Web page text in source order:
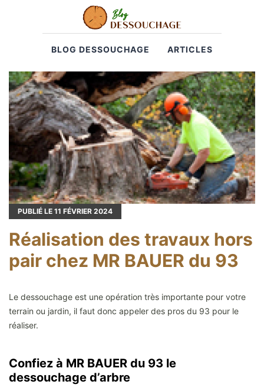
BLOG DESSOUCHAGE ARTICLES
PUBLIÉ LE 11 FÉVRIER 2024
Réalisation des travaux hors
pair chez MR BAUER du 93
Le dessouchage est une opération très importante pour votre
terrain ou jardin, il faut donc appeler des pros du 93 pour le
réaliser.
Confiez à MR BAUER du 93 le
dessouchage d’arbre